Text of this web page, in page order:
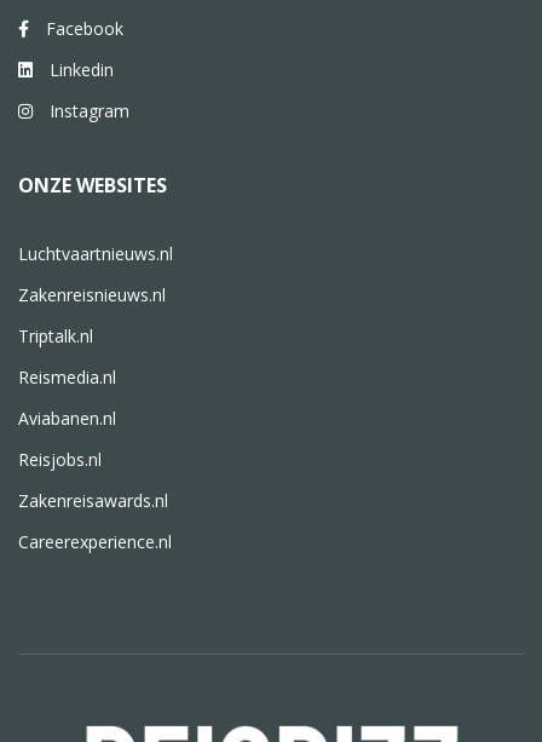
Facebook
Linkedin
Instagram
ONZE WEBSITES
Luchtvaartnieuws.nl
Zakenreisnieuws.nl
Triptalk.nl
Reismedia.nl
Aviabanen.nl
Reisjobs.nl
Zakenreisawards.nl
Careerexperience.nl